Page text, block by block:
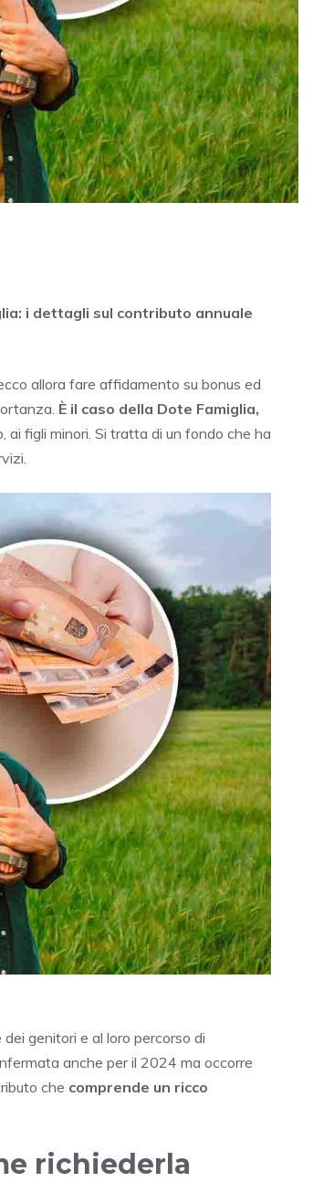
i dettagli sul contributo annuale
allora fare affidamento su bonus ed
È il caso della Dote Famiglia,
ai figli minori. Si tratta di un fondo che ha
genitori e al loro percorso di
anche per il 2024 ma occorre
che comprende un ricco
richiederla